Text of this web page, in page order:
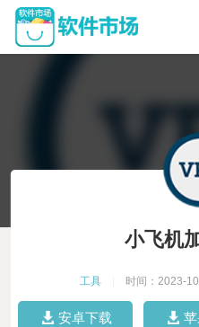
小飞机
工具 时间：2023-
安卓下载